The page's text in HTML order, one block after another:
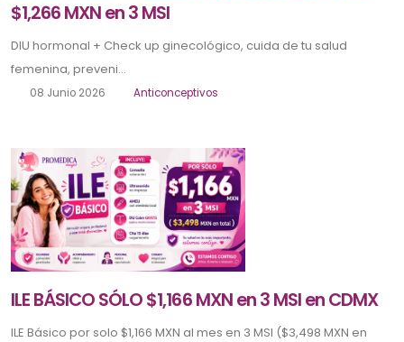
$1,266 MXN en 3 MSI
DIU hormonal + Check up ginecológico, cuida de tu salud
femenina, preveni...
08 Junio 2026 Anticonceptivos
ILE BÁSICO SÓLO $1,166 MXN en 3 MSI en CDMX
ILE Básico por solo $1,166 MXN al mes en 3 MSI ($3,498 MXN en